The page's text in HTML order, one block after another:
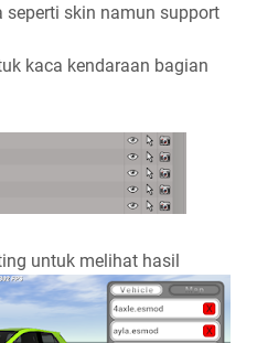
seperti skin namun support
kaca kendaraan bagian
untuk melihat hasil